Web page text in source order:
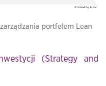
portfelem Lean
(Strategy and